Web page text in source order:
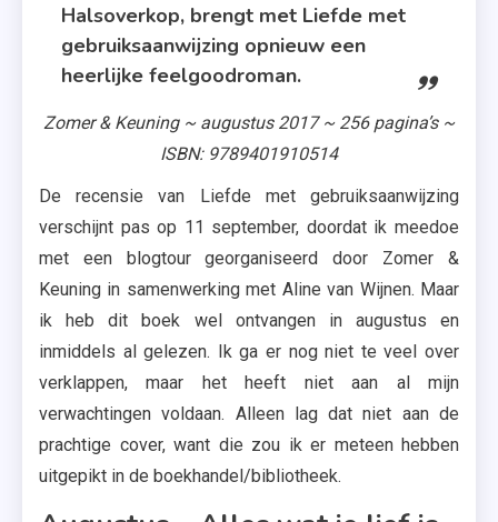
Halsoverkop, brengt met Liefde met
gebruiksaanwijzing opnieuw een
heerlijke feelgoodroman.
Zomer & Keuning ~ augustus 2017 ~ 256 pagina’s ~
ISBN: 9789401910514
De recensie van Liefde met gebruiksaanwijzing
verschijnt pas op 11 september, doordat ik meedoe
met een blogtour georganiseerd door Zomer &
Keuning in samenwerking met Aline van Wijnen. Maar
ik heb dit boek wel ontvangen in augustus en
inmiddels al gelezen. Ik ga er nog niet te veel over
verklappen, maar het heeft niet aan al mijn
verwachtingen voldaan. Alleen lag dat niet aan de
prachtige cover, want die zou ik er meteen hebben
uitgepikt in de boekhandel/bibliotheek.